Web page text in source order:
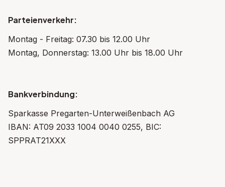
Parteienverkehr:
Montag - Freitag: 07.30 bis 12.00 Uhr
Montag, Donnerstag: 13.00 Uhr bis 18.00 Uhr
Bankverbindung:
Sparkasse Pregarten-Unterweißenbach AG
IBAN: AT09 2033 1004 0040 0255, BIC:
SPPRAT21XXX